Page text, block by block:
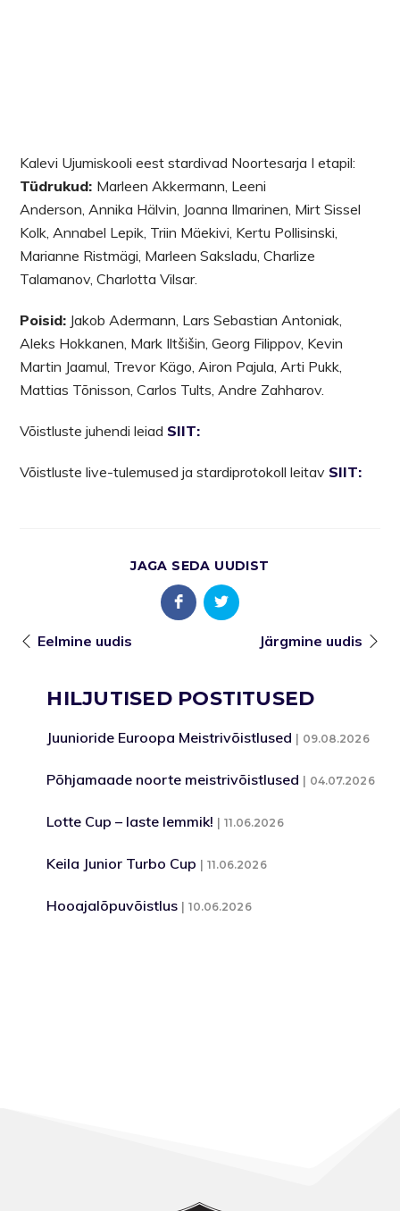
Kalevi Ujumiskooli eest stardivad Noortesarja I etapil:
Tüdrukud: Marleen Akkermann, Leeni
Anderson, Annika Hälvin, Joanna Ilmarinen, Mirt Sissel
Kolk, Annabel Lepik, Triin Mäekivi, Kertu Pollisinski,
Marianne Ristmägi, Marleen Saksladu, Charlize
Talamanov, Charlotta Vilsar.
Poisid: Jakob Adermann, Lars Sebastian Antoniak,
Aleks Hokkanen, Mark Iltšišin, Georg Filippov, Kevin
Martin Jaamul, Trevor Kägo, Airon Pajula, Arti Pukk,
Mattias Tõnisson, Carlos Tults, Andre Zahharov.
Võistluste juhendi leiad SIIT:
Võistluste live-tulemused ja stardiprotokoll leitav SIIT:
JAGA SEDA UUDIST
Eelmine uudis Järgmine uudis
HILJUTISED POSTITUSED
Juunioride Euroopa Meistrivõistlused 09.08.2026
Põhjamaade noorte meistrivõistlused 04.07.2026
Lotte Cup – laste lemmik! 11.06.2026
Keila Junior Turbo Cup 11.06.2026
Hooajalõpuvõistlus 10.06.2026